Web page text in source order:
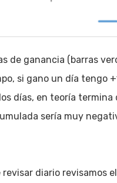
de ganancia (barras
si gano un día tengo
días, en teoría
sería muy
revisar diario revisamos